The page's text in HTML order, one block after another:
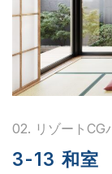
02. リゾートCG
3-13 和室